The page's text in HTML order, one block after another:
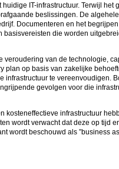
IT-infrastructuur. Terwijl het
beslissingen. De
Documenteren en het
die worden
van de technologie,
plan op basis van zakelijke
te vereenvoudigen.
gevolgen voor die
kosteneffectieve infrastructuur
wordt verwacht dat deze op tijd
wordt beschouwd als ”business